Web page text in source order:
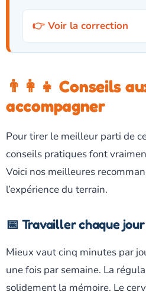
Voir la correction
👨‍👩‍👧 Conseils
accompagner
Pour tirer le meilleur parti de
conseils pratiques font
Voici nos meilleures
l’expérience du terrain.
📅 Travailler chaque
Mieux vaut cinq minutes par
une fois par semaine. La
solidement la mémoire. Le